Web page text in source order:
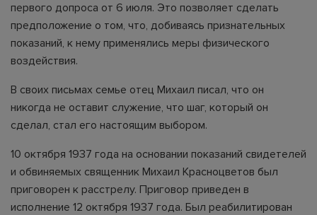
первого допроса от 6 июля. Это позволяет сделать
предположение о том, что, добиваясь признательных
показаний, к нему применялись меры физического
воздействия.
В своих письмах семье отец Михаил писал, что он
никогда не оставит служение, что шаг, который он
сделал, стал его настоящим выбором.
10 октября 1937 года на основании показаний свидетелей
и обвиняемых священник Михаил Красноцветов был
приговорен к расстрелу. Приговор приведен в
исполнение 12 октября 1937 года. Был реабилитирован